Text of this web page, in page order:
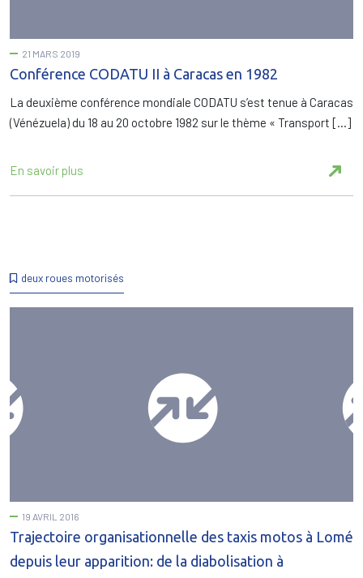
21 MARS 2019
Conférence CODATU II à Caracas en 1982
La deuxième conférence mondiale CODATU s’est tenue à Caracas
(Vénézuela) du 18 au 20 octobre 1982 sur le thème « Transport […]
En savoir plus
deux roues motorisés
19 AVRIL 2016
Trajectoire organisationnelle des taxis motos à Lomé
depuis leur apparition: de la diabolisation à